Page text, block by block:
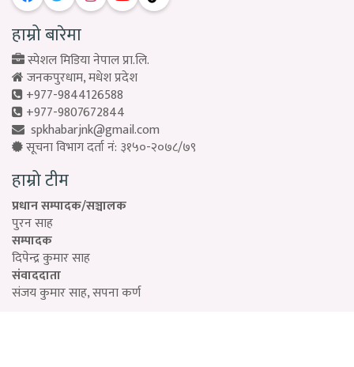
हाम्रो बारेमा
स्पेशल मिडिया नेपाल प्रा.लि.
जनकपुरधाम, मधेश प्रदेश
+977-9844126588
+977-9807672844
spkhabarjnk@gmail.com
सूचना विभाग दर्ता नं: ३१५०-२०७८/७९
हाम्रो टीम
प्रधान सम्पादक/सञ्चालक
पुरन साह
सम्पादक
दिपेन्द्र कुमार साह
संवाददाता
संजय कुमार साह, सपना कर्ण